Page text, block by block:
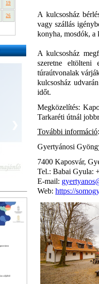
19
26
A kulcsosház
vagy szállás
konyha, mosdók, a
A kulcsosház
szeretne eltölteni
túraútvonalak
kulcsosház
időt.
Megközelítés:
Tarkaréti útnál
További információ:
Gyertyánosi
7400 Kaposvár,
Tel.: Babai Gyula:
E-mail:
Web: https://